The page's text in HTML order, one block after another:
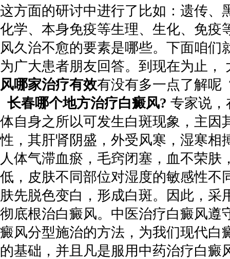
这方面的研讨中进行了比如：遗传、
化学、本身免疫等生理、生化、免疫
风久治不愈的要素是哪些。下面咱们
为广大患者朋友回答。到现在为止，
风哪家治疗有效有没有多一点了解呢
长春哪个地方治疗白癜风? 专家说，
体自身之所以可发生白斑现象，主因
性，其肝肾阴盛，外受风寒，湿寒相
人体气滞血瘀，毛窍闭塞，血不荣肤
低，皮肤不同部位对湿度的敏感性不
肤先脱色变白，形成白斑。因此，采
彻底根治白癜风。中医治疗白癜风遵
癜风分型施治的方法，为我们现代白
的基础，并且凡是服用中药治疗白癜